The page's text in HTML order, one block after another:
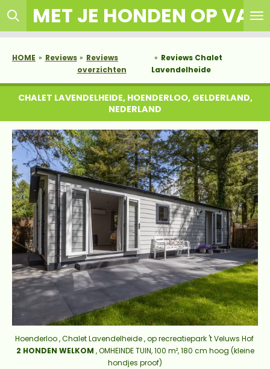
Ga
direct
naar
hoofdinhoud
MET JE HONDEN OP
HOME » Reviews » Reviews
overzichten
» Reviews Chalet
Lavendelheide
CHALET LAVENDELHEIDE, HOENDERLOO, GELDERLAND,
NEDERLAND
Hoenderloo , Chalet Lavendelheide ,op recreatiepark 't Veluws Hof
2 HONDEN WELKOM , OMHEINDE TUIN, 100 m², 180 cm hoog (kleine
hondjes proof)